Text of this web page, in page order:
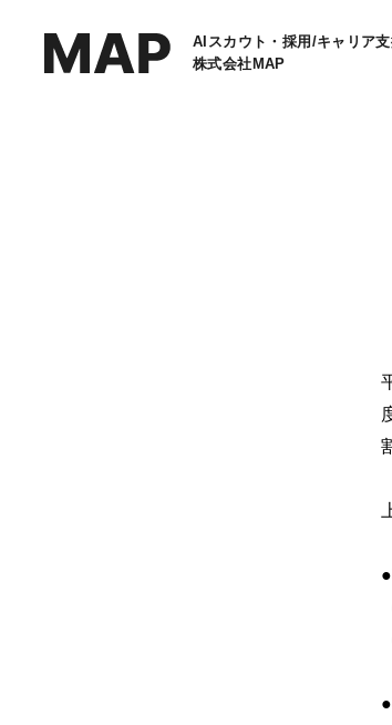
AIスカウト・採用/キャリア
株式会社MAP